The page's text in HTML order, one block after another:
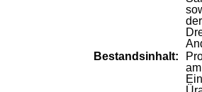
der
Bestandsinhalt:
am